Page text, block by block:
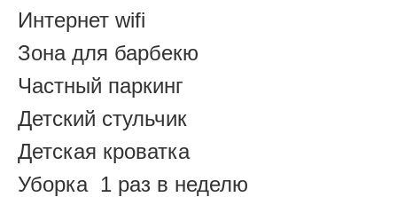
Интернет wifi
Зона для барбекю
Частный паркинг
Детский стульчик
Детская кроватка
Уборка 1 раз в неделю